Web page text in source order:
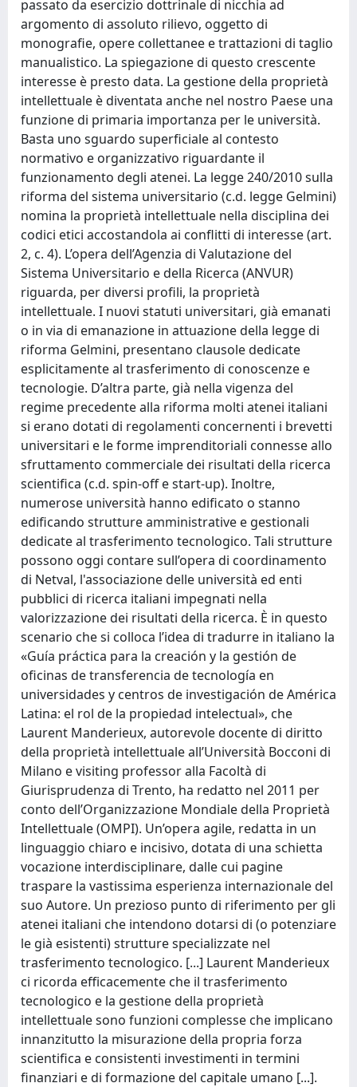
passato da esercizio dottrinale di nicchia ad
argomento di assoluto rilievo, oggetto di
monografie, opere collettanee e trattazioni di taglio
manualistico. La spiegazione di questo crescente
interesse è presto data. La gestione della proprietà
intellettuale è diventata anche nel nostro Paese una
funzione di primaria importanza per le università.
Basta uno sguardo superficiale al contesto
normativo e organizzativo riguardante il
funzionamento degli atenei. La legge 240/2010 sulla
riforma del sistema universitario (c.d. legge Gelmini)
nomina la proprietà intellettuale nella disciplina dei
codici etici accostandola ai conflitti di interesse (art.
2, c. 4). L’opera dell’Agenzia di Valutazione del
Sistema Universitario e della Ricerca (ANVUR)
riguarda, per diversi profili, la proprietà
intellettuale. I nuovi statuti universitari, già emanati
o in via di emanazione in attuazione della legge di
riforma Gelmini, presentano clausole dedicate
esplicitamente al trasferimento di conoscenze e
tecnologie. D’altra parte, già nella vigenza del
regime precedente alla riforma molti atenei italiani
si erano dotati di regolamenti concernenti i brevetti
universitari e le forme imprenditoriali connesse allo
sfruttamento commerciale dei risultati della ricerca
scientifica (c.d. spin-off e start-up). Inoltre,
numerose università hanno edificato o stanno
edificando strutture amministrative e gestionali
dedicate al trasferimento tecnologico. Tali strutture
possono oggi contare sull’opera di coordinamento
di Netval, l'associazione delle università ed enti
pubblici di ricerca italiani impegnati nella
valorizzazione dei risultati della ricerca. È in questo
scenario che si colloca l’idea di tradurre in italiano la
«Guía práctica para la creación y la gestión de
oficinas de transferencia de tecnología en
universidades y centros de investigación de América
Latina: el rol de la propiedad intelectual», che
Laurent Manderieux, autorevole docente di diritto
della proprietà intellettuale all’Università Bocconi di
Milano e visiting professor alla Facoltà di
Giurisprudenza di Trento, ha redatto nel 2011 per
conto dell’Organizzazione Mondiale della Proprietà
Intellettuale (OMPI). Un’opera agile, redatta in un
linguaggio chiaro e incisivo, dotata di una schietta
vocazione interdisciplinare, dalle cui pagine
traspare la vastissima esperienza internazionale del
suo Autore. Un prezioso punto di riferimento per gli
atenei italiani che intendono dotarsi di (o potenziare
le già esistenti) strutture specializzate nel
trasferimento tecnologico. [...] Laurent Manderieux
ci ricorda efficacemente che il trasferimento
tecnologico e la gestione della proprietà
intellettuale sono funzioni complesse che implicano
innanzitutto la misurazione della propria forza
scientifica e consistenti investimenti in termini
finanziari e di formazione del capitale umano [...].